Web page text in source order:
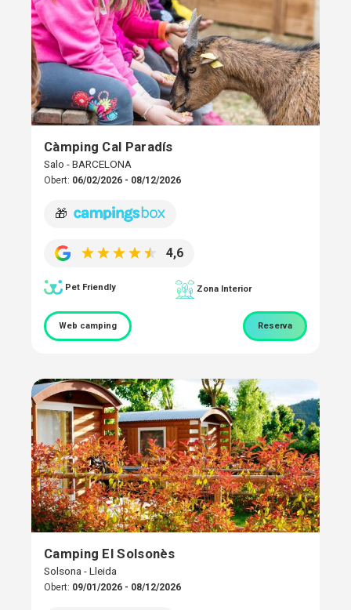
Càmping Cal Paradís
Salo - BARCELONA
Obert: 06/02/2026 - 08/12/2026
🎁
4,6
Pet Friendly Zona Interior
Web camping Reserva
Camping El Solsonès
Solsona - Lleida
Obert: 09/01/2026 - 08/12/2026